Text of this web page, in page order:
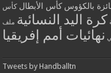
بالكؤوس كأس الأبطال كأس
كرة اليد النسائية ملف
نهائيات أمم إفريقيا
Tweets by Handballtn